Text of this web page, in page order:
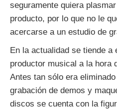
seguramente quiera
producto, por lo que no le
acercarse a un estudio de
En la actualidad se tiende a
productor musical a la hora
Antes tan sólo era
grabación de demos y
discos se cuenta con la